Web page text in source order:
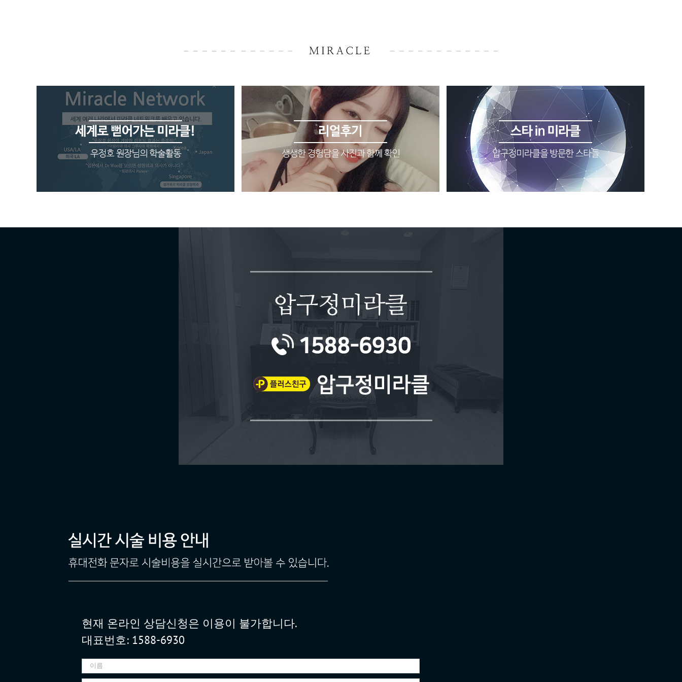
현재 온라인 상담신청은 이용이 불가합니다.
대표번호: 1588-6930